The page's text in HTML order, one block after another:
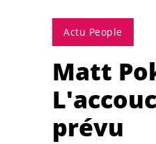
Actu People
Matt
prévu